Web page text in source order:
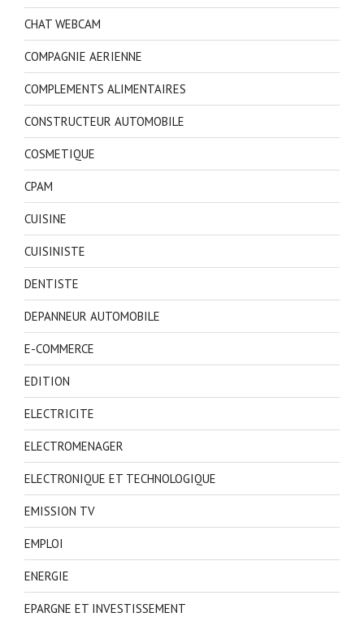
CHAT WEBCAM
COMPAGNIE AERIENNE
COMPLEMENTS ALIMENTAIRES
CONSTRUCTEUR AUTOMOBILE
COSMETIQUE
CPAM
CUISINE
CUISINISTE
DENTISTE
DEPANNEUR AUTOMOBILE
E-COMMERCE
EDITION
ELECTRICITE
ELECTROMENAGER
ELECTRONIQUE ET TECHNOLOGIQUE
EMISSION TV
EMPLOI
ENERGIE
EPARGNE ET INVESTISSEMENT